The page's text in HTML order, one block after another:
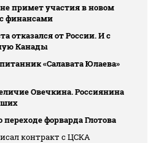
примет участия в новом
финансами
отказался от России. И с
Канады
«Салавата Юлаева»
Овечкина. Россиянина
форварда Глотова
контракт с ЦСКА